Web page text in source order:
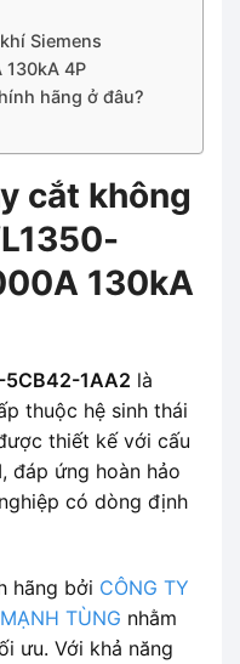
Siemens
130kA 4P
hãng ở đâu?
cắt không
130kA
5CB42-1AA2 là
thuộc hệ sinh thái
thiết kế với cấu
đáp ứng hoàn hảo
có dòng định
hãng bởi CÔNG TY
TÙNG nhằm
ưu. Với khả năng